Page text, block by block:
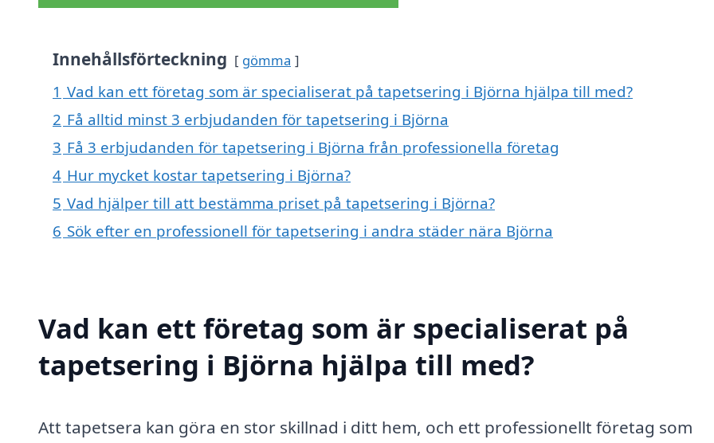
Innehållsförteckning gömma
1 Vad kan ett företag som är specialiserat på tapetsering i Björna hjälpa till med?
2 Få alltid minst 3 erbjudanden för tapetsering i Björna
3 Få 3 erbjudanden för tapetsering i Björna från professionella företag
4 Hur mycket kostar tapetsering i Björna?
5 Vad hjälper till att bestämma priset på tapetsering i Björna?
6 Sök efter en professionell för tapetsering i andra städer nära Björna
Vad kan ett företag som är specialiserat på
tapetsering i Björna hjälpa till med?
Att tapetsera kan göra en stor skillnad i ditt hem, och ett professionellt företag som